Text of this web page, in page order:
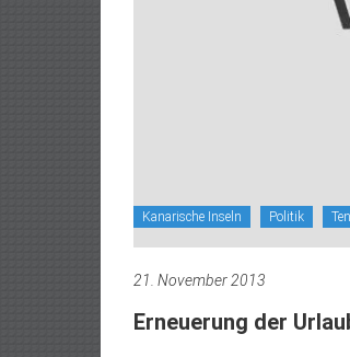
Kanarische Inseln Politik
21. November 2013
Erneuerung der